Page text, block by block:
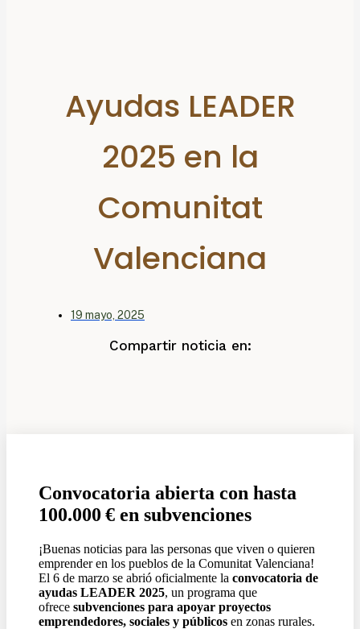
Ayudas LEADER
2025 en la
Comunitat
Valenciana
19 mayo, 2025
Compartir noticia en:
Convocatoria abierta con hasta
100.000 € en subvenciones
¡Buenas noticias para las personas que viven o quieren
emprender en los pueblos de la Comunitat Valenciana!
El 6 de marzo se abrió oficialmente la convocatoria de
ayudas LEADER 2025, un programa que
ofrece subvenciones para apoyar proyectos
emprendedores, sociales y públicos en zonas rurales.